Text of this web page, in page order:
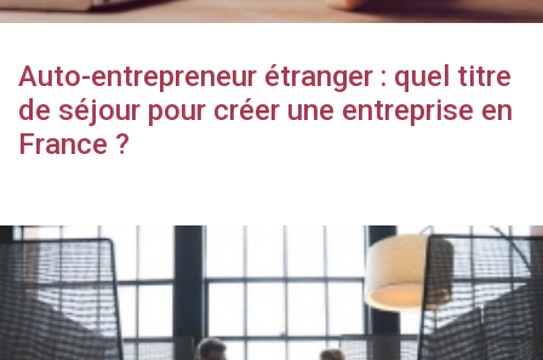
Auto-entrepreneur étranger : quel titre
de séjour pour créer une entreprise en
France ?